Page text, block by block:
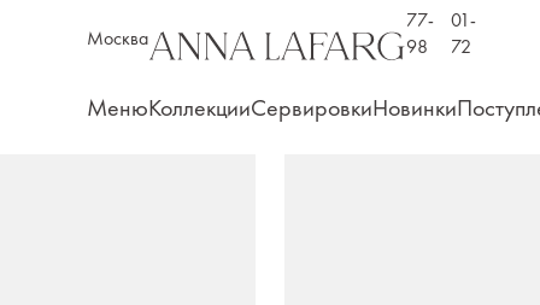
Москва
77-
98
01-
72
МенюКоллекцииСервировкиНовинки